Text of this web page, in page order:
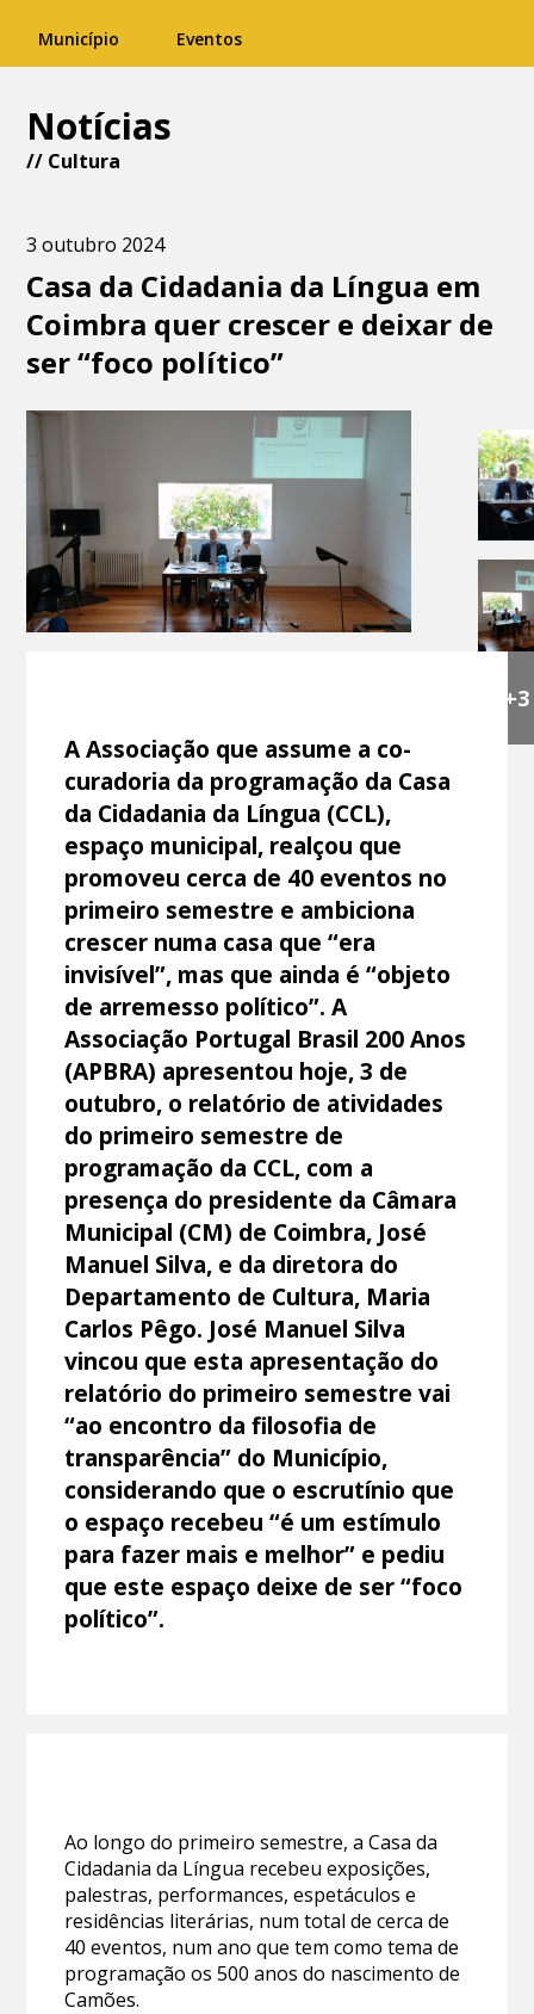
Município Eventos
Notícias
// Cultura
3 outubro 2024
Casa da Cidadania da Língua em
Coimbra quer crescer e deixar de
ser “foco político”
+3
A Associação que assume a co-
curadoria da programação da Casa
da Cidadania da Língua (CCL),
espaço municipal, realçou que
promoveu cerca de 40 eventos no
primeiro semestre e ambiciona
crescer numa casa que “era
invisível”, mas que ainda é “objeto
de arremesso político”. A
Associação Portugal Brasil 200 Anos
(APBRA) apresentou hoje, 3 de
outubro, o relatório de atividades
do primeiro semestre de
programação da CCL, com a
presença do presidente da Câmara
Municipal (CM) de Coimbra, José
Manuel Silva, e da diretora do
Departamento de Cultura, Maria
Carlos Pêgo. José Manuel Silva
vincou que esta apresentação do
relatório do primeiro semestre vai
“ao encontro da filosofia de
transparência” do Município,
considerando que o escrutínio que
o espaço recebeu “é um estímulo
para fazer mais e melhor” e pediu
que este espaço deixe de ser “foco
político”.
Ao longo do primeiro semestre, a Casa da
Cidadania da Língua recebeu exposições,
palestras, performances, espetáculos e
residências literárias, num total de cerca de
40 eventos, num ano que tem como tema de
programação os 500 anos do nascimento de
Camões.